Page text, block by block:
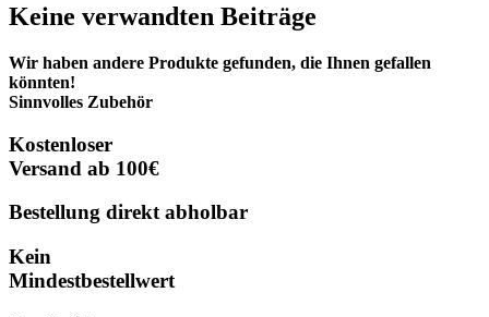
Keine verwandten Beiträge
Wir haben andere Produkte gefunden, die Ihnen gefallen
könnten!
Sinnvolles Zubehör
Kostenloser
Versand ab 100€
Bestellung direkt abholbar
Kein
Mindestbestellwert